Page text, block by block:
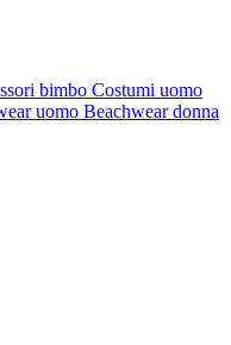
bimbo Costumi uomo
uomo Beachwear donna